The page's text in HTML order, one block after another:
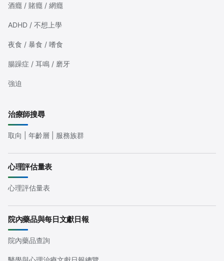
酒癮 / 賭癮 / 網癮
ADHD / 不想上學
夜食 / 暴食 / 嗜食
腸躁症 / 耳鳴 / 磨牙
強迫
治療師搜尋
取向 | 年齡層 | 服務族群
心理評估量表
心理評估量表
院內藥品與每日文獻日報
院內藥品查詢